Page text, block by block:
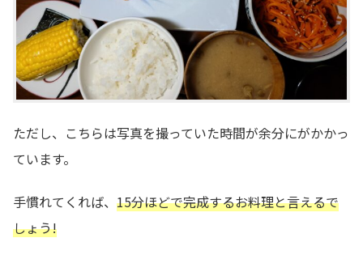
ただし、こちらは写真を撮っていた時間が余分にがかかっ
ています。
手慣れてくれば、 15分ほどで完成するお料理と言えるで
しょう!